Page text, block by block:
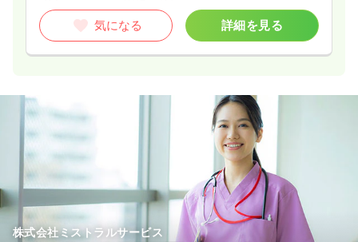
気になる 詳細を見る
株式会社ミストラルサービス